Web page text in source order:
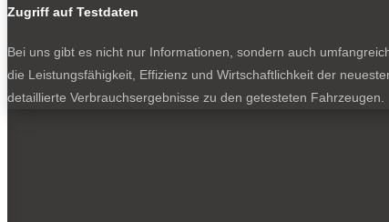
Zugriff auf Testdaten
Bei uns gibt es nicht nur Informationen, sondern auch
die Leistungsfähigkeit, Effizienz und Wirtschaftlichkeit der
detaillierte Verbrauchsergebnisse zu den getesteten Fahrzeugen.